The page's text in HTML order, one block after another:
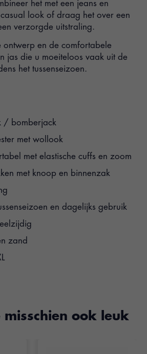
het met een jeans en
look of draag het over een
verzorgde uitstraling.
ontwerp en de comfortabele
jas die u moeiteloos vaak uit de
het tussenseizoen.
/ bomberjack
met wollook
met elastische cuffs en zoom
met knoop en binnenzak
en dagelijks gebruik
zand
misschien ook leuk